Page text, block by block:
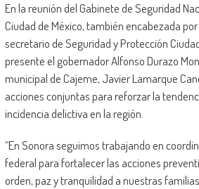
En la reunión del Gabinete de Seguridad
Ciudad de México, también encabezada
secretario de Seguridad y Protección
presente el gobernador Alfonso Durazo
municipal de Cajeme, Javier Lamarque
acciones conjuntas para reforzar la
incidencia delictiva en la región.
“En Sonora seguimos trabajando en
federal para fortalecer las acciones
orden, paz y tranquilidad a nuestras